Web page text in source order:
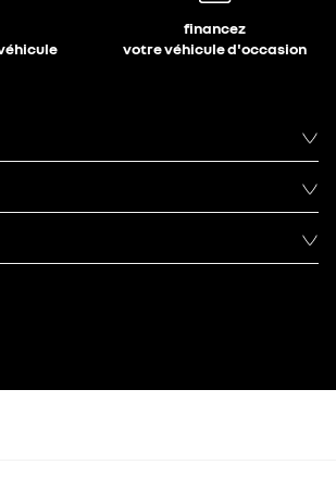
financez
votre véhicule d'occasion